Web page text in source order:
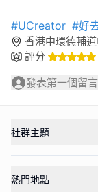
#UCreator #好
香港中環德輔
評分
發表第一個留
社群主題
熱門地點